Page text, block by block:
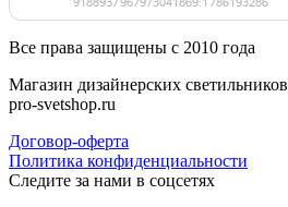
Все права защищены с 2010 года
Магазин дизайнерских светильников
pro-svetshop.ru
Договор-оферта
Политика конфиденциальности
Следите за нами в соцсетях